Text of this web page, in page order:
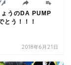
うのDA PUMP
とう！！！
2018年6月21日